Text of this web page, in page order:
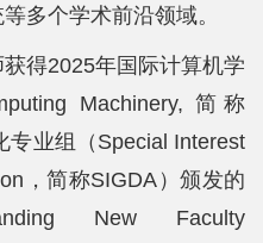
多个学术前沿领域。
得2025年国际计算机学
Machinery, 简称
专业组（Special Interest
，简称SIGDA）颁发的
New Faculty